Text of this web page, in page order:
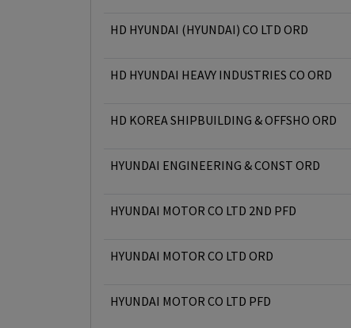
HD HYUNDAI (HYUNDAI) CO LTD ORD
HD HYUNDAI HEAVY INDUSTRIES CO ORD
HD KOREA SHIPBUILDING & OFFSHO ORD
HYUNDAI ENGINEERING & CONST ORD
HYUNDAI MOTOR CO LTD 2ND PFD
HYUNDAI MOTOR CO LTD ORD
HYUNDAI MOTOR CO LTD PFD